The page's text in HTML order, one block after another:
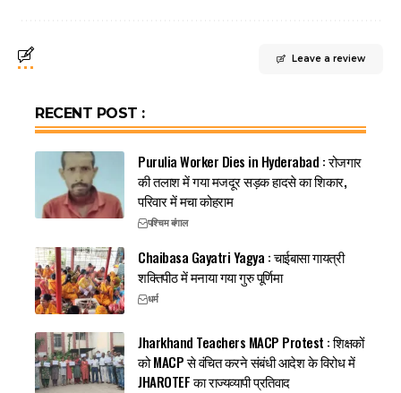
Leave a review
RECENT POST :
Purulia Worker Dies in Hyderabad : रोजगार
की तलाश में गया मजदूर सड़क हादसे का शिकार,
परिवार में मचा कोहराम
पश्चिम बंगाल
Chaibasa Gayatri Yagya : चाईबासा गायत्री
शक्तिपीठ में मनाया गया गुरु पूर्णिमा
धर्म
Jharkhand Teachers MACP Protest : शिक्षकों
को MACP से वंचित करने संबंधी आदेश के विरोध में
JHAROTEF का राज्यव्यापी प्रतिवाद